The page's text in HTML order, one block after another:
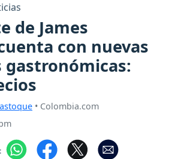
de James
con nuevas
gastronómicas:
• Colombia.com